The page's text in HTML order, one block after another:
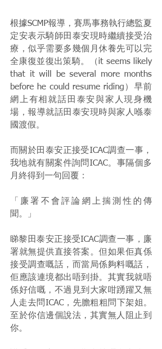
根據SCMP報導，賽馬事務執行總監夏
定安表示騎師田泰安現時繼續接受治
療，似乎需要多幾個月休養先可以完
全康復並復出策騎。（it seems likely
that it will be several more months
before he could resume riding）早前
網上有相就話田泰安與家人現身機
場，報導就話田泰安現時與家人喺泰
國渡假。
而關於田泰安正接受ICAC調查一事，
我地就有關案件詢問ICAC。事隔個多
月終得到一句回覆：
「廉署不會評論網上揣測性的傳
聞。」
睇黎田泰安正接受ICAC調查一事，廉
署就無提供直接答案。但如果佢真係
接受調查嘅話，而當局係夠料嘅話，
佢應該連境都出唔到掛。其實我就唔
係好信嘅，不過見到大家咁踴躍又無
人走去問ICAC，先膽粗粗問下架姐。
至於你信邊個說法，其實無人阻止到
你。